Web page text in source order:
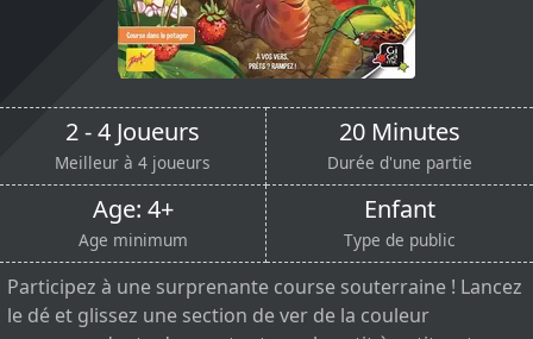
2 - 4 Joueurs
Meilleur à 4 joueurs
20 Minutes
Durée d'une partie
Age: 4+
Age minimum
Enfant
Type de public
Participez à une surprenante course souterraine ! Lancez
le dé et glissez une section de ver de la couleur